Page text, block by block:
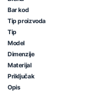
Bar kod
Tip proizvoda
Tip
Model
Dimenzije
Materijal
Priključak
Opis